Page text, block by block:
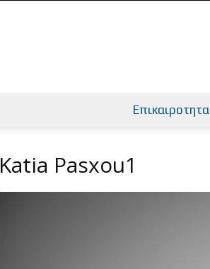
Επικαιροτητα
Katia Pasxou1